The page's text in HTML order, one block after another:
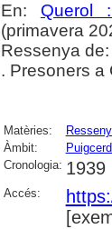
En: Querol
(primavera
Ressenya de:
. Presoners a
Matèries:
Àmbit:
Cronologia: 1939
Accés: